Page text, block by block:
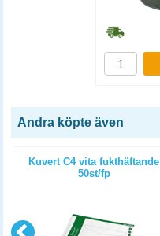
Andra köpte även
Kuvert C4 vita fukthäftande
50st/fp